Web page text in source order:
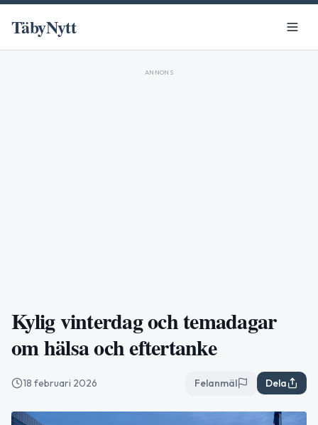
TäbyNytt
ANNONS
Kylig vinterdag och temadagar
om hälsa och eftertanke
18 februari 2026 Felanmäl Dela